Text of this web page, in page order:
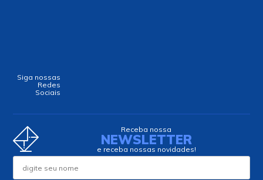
Siga nossas
Redes
Sociais
Receba nossa
NEWSLETTER
e receba nossas novidades!